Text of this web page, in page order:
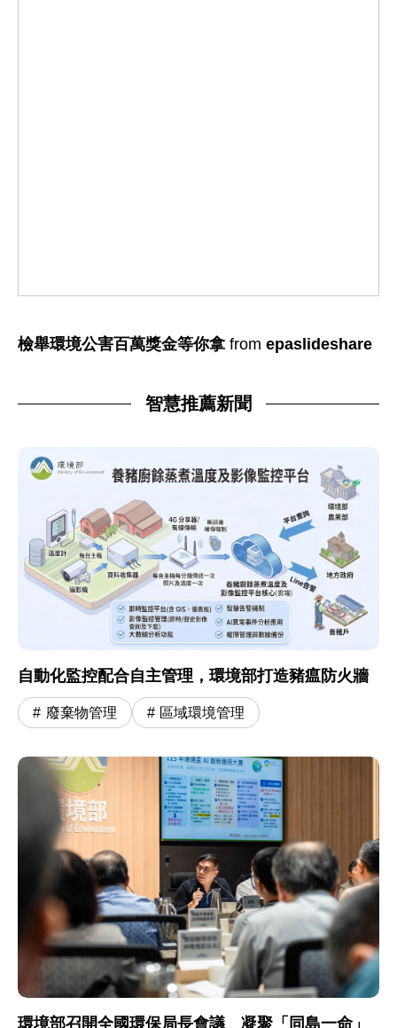
檢舉環境公害百萬獎金等你拿 from epaslideshare
智慧推薦新聞
自動化監控配合自主管理，環境部打造豬瘟防火牆
廢棄物管理 區域環境管理
環境部召開全國環保局長會議 凝聚「同島一命」